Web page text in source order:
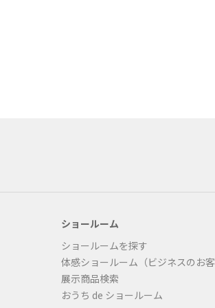
ショールーム
ショールームを探す
体感ショールーム（ビジネスのお
展示商品検索
おうち de ショールーム